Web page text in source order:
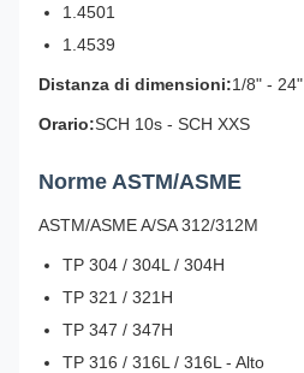
1.4501
1.4539
Distanza di dimensioni:1/8" - 24"
Orario:SCH 10s - SCH XXS
Norme ASTM/ASME
ASTM/ASME A/SA 312/312M
TP 304 / 304L / 304H
TP 321 / 321H
TP 347 / 347H
TP 316 / 316L / 316L - Alto